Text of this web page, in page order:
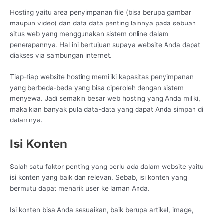
Hosting yaitu area penyimpanan file (bisa berupa gambar
maupun video) dan data data penting lainnya pada sebuah
situs web yang menggunakan sistem online dalam
penerapannya. Hal ini bertujuan supaya website Anda dapat
diakses via sambungan internet.
Tiap-tiap website hosting memiliki kapasitas penyimpanan
yang berbeda-beda yang bisa diperoleh dengan sistem
menyewa. Jadi semakin besar web hosting yang Anda miliki,
maka kian banyak pula data-data yang dapat Anda simpan di
dalamnya.
Isi Konten
Salah satu faktor penting yang perlu ada dalam website yaitu
isi konten yang baik dan relevan. Sebab, isi konten yang
bermutu dapat menarik user ke laman Anda.
Isi konten bisa Anda sesuaikan, baik berupa artikel, image,